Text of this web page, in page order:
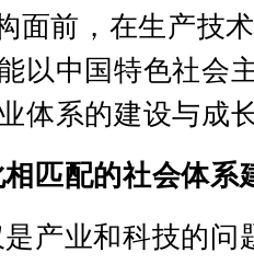
面前，在生产技
以中国特色社会
体系的建设与成
相匹配的社会体系
产业和科技的问